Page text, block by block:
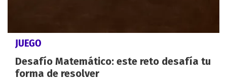
JUEGO
Desafío Matemático: este reto desafía tu
forma de resolver